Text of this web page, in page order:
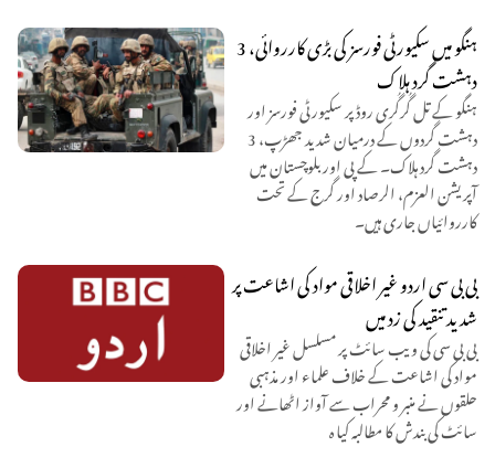
ہنگو میں سکیورٹی فورسز کی بڑی کارروائی، 3
دہشت گرد ہلاک
ہنگو کے تل گُرگُری روڈ پر سکیورٹی فورسز اور
دہشت گردوں کے درمیان شدید جھڑپ، 3
دہشت گرد ہلاک۔ کے پی اور بلوچستان میں
آپریشن العزم، الرصاد اور گرج کے تحت
کارروائیاں جاری ہیں۔
بی بی سی اردو غیر اخلاقی مواد کی اشاعت پر
شدید تنقید کی زد میں
بی بی سی کی ویب سائٹ پر مسلسل غیر اخلاقی
مواد کی اشاعت کے خلاف علماء اور مذہبی
حلقوں نے منبر و محراب سے آواز اٹھانے اور
سائٹ کی بندش کا مطالبہ کیا ہ